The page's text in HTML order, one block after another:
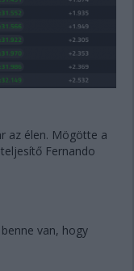
az élen. Mögötte a
Fernando
van, hogy